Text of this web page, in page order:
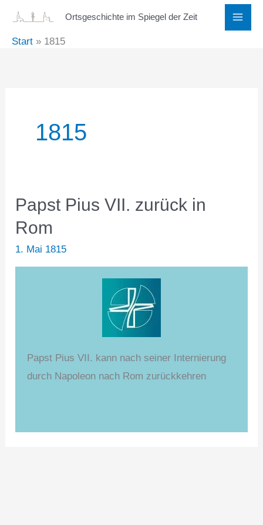
springen
Ortsgeschichte im Spiegel der Zeit
Start 1815
1815
Papst Pius VII. zurück in
Rom
1. Mai 1815
Papst Pius VII. kann nach seiner Internierung
durch Napoleon nach Rom zurückkehren